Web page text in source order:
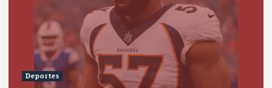
Deportes